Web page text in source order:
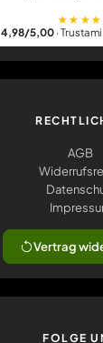
4,98/5,00·
AGB
Vertrag
FOLGE